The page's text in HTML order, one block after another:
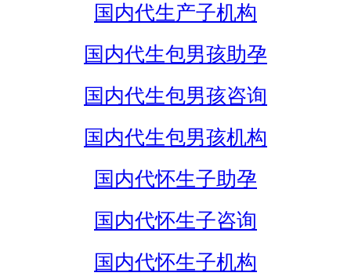
国内代生产子机构
国内代生包男孩助孕
国内代生包男孩咨询
国内代生包男孩机构
国内代怀生子助孕
国内代怀生子咨询
国内代怀生子机构